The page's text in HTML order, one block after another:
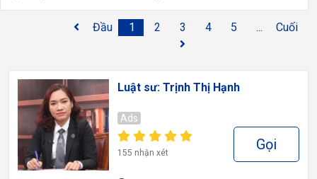
Đầu 1 2 3 4 5 ... Cuối
Luật sư: Trịnh Thị Hạnh
Ads
155 nhận xét Gọi